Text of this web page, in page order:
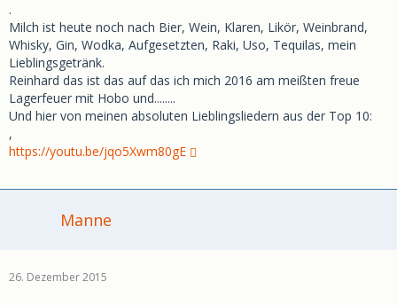
.
Milch ist heute noch nach Bier, Wein, Klaren, Likör, Weinbrand,
Whisky, Gin, Wodka, Aufgesetzten, Raki, Uso, Tequilas, mein
Lieblingsgetränk.
Reinhard das ist das auf das ich mich 2016 am meißten freue
Lagerfeuer mit Hobo und........
Und hier von meinen absoluten Lieblingsliedern aus der Top 10:
,
https://youtu.be/jqo5Xwm80gE
Manne
26. Dezember 2015